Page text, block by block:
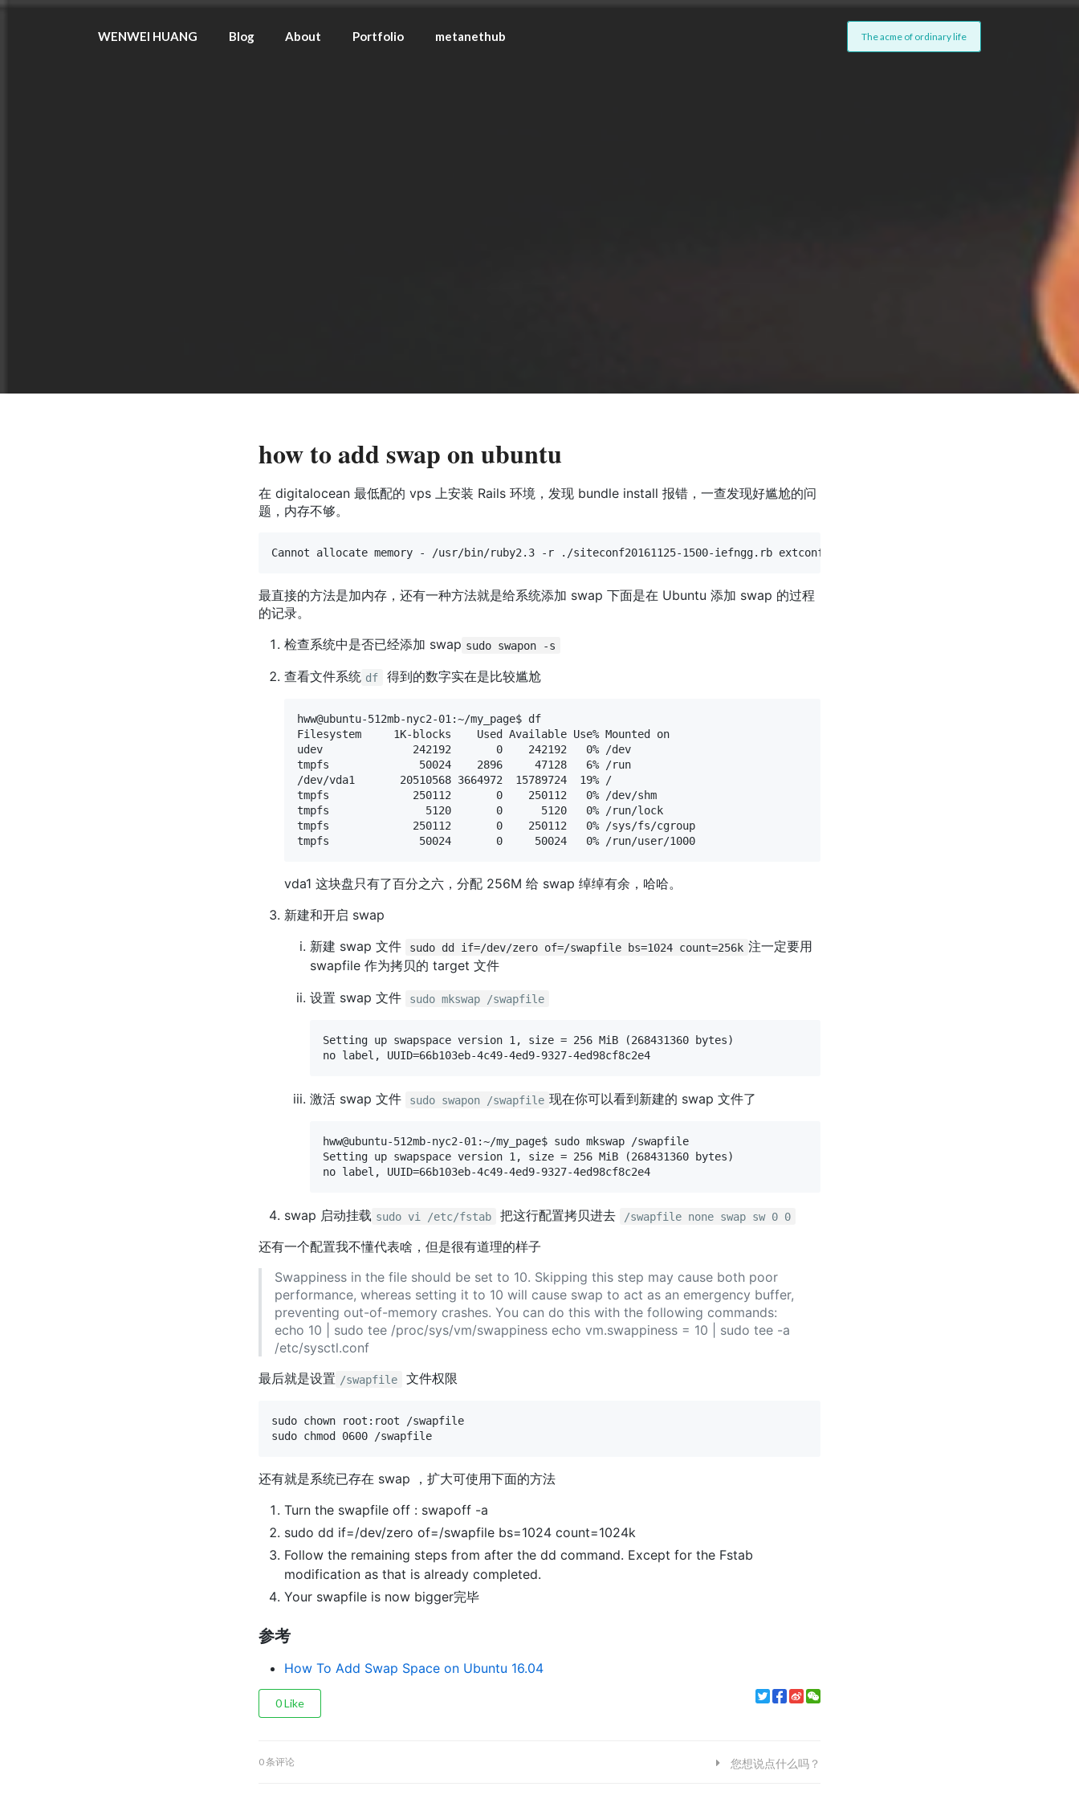
WENWEI HUANG Blog About Portfolio metanethub The acme of ordinary life
how to add swap on ubuntu
在 digitalocean 最低配的 vps 上安装 Rails 环境，发现 bundle install 报错，一查发现好尴尬的问
题，内存不够。
最直接的方法是加内存，还有一种方法就是给系统添加 swap 下面是在 Ubuntu 添加 swap 的过程
的记录。
检查系统中是否已经添加 swap sudo swapon -s
查看文件系统 df 得到的数字实在是比较尴尬
hww@ubuntu-512mb-nyc2-01:~/my_page$ df
Filesystem     1K-blocks    Used Available Use% Mounted on
udev              242192       0    242192   0% /dev
tmpfs              50024    2896     47128   6% /run
/dev/vda1       20510568 3664972  15789724  19% /
tmpfs             250112       0    250112   0% /dev/shm
tmpfs               5120       0      5120   0% /run/lock
tmpfs             250112       0    250112   0% /sys/fs/cgroup
vda1 这块盘只有了百分之六，分配 256M 给 swap 绰绰有余，哈哈。
新建和开启 swap
新建 swap 文件
sudo dd if=/dev/zero of=/swapfile bs=1024 count=256k 注一定要用
swapfile 作为拷贝的 target 文件
设置 swap 文件
sudo mkswap /swapfile
Setting up swapspace version 1, size = 256 MiB (268431360 bytes)
激活 swap 文件 sudo swapon /swapfile 现在你可以看到新建的 swap 文件了
hww@ubuntu-512mb-nyc2-01:~/my_page$ sudo mkswap /swapfile
Setting up swapspace version 1, size = 256 MiB (268431360 bytes)
swap 启动挂载 sudo vi /etc/fstab 把这行配置拷贝进去 /swapfile none swap sw 0 0
还有一个配置我不懂代表啥，但是很有道理的样子
Swappiness in the file should be set to 10. Skipping this step may cause both poor
performance, whereas setting it to 10 will cause swap to act as an emergency buffer,
preventing out-of-memory crashes. You can do this with the following commands:
echo 10 | sudo tee /proc/sys/vm/swappiness echo vm.swappiness = 10 | sudo tee -a
/etc/sysctl.conf
最后就是设置 /swapfile 文件权限
sudo chown root:root /swapfile
还有就是系统已存在 swap ，扩大可使用下面的方法
Turn the swapfile off : swapoff -a
sudo dd if=/dev/zero of=/swapfile bs=1024 count=1024k
Follow the remaining steps from after the dd command. Except for the Fstab
modification as that is already completed.
Your swapfile is now bigger完毕
参考
How To Add Swap Space on Ubuntu 16.04
0Like
0 条评论 您想说点什么吗？